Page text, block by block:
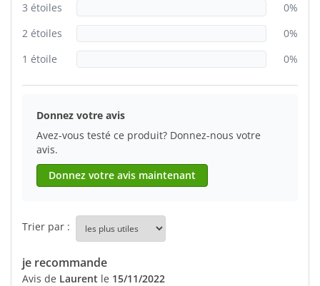
3 étoiles
0%
2 étoiles
0%
1 étoile
0%
Donnez votre avis
Avez-vous testé ce produit? Donnez-nous votre
avis.
Donnez votre avis maintenant
Trier par :
je recommande
Avis de Laurent le 15/11/2022